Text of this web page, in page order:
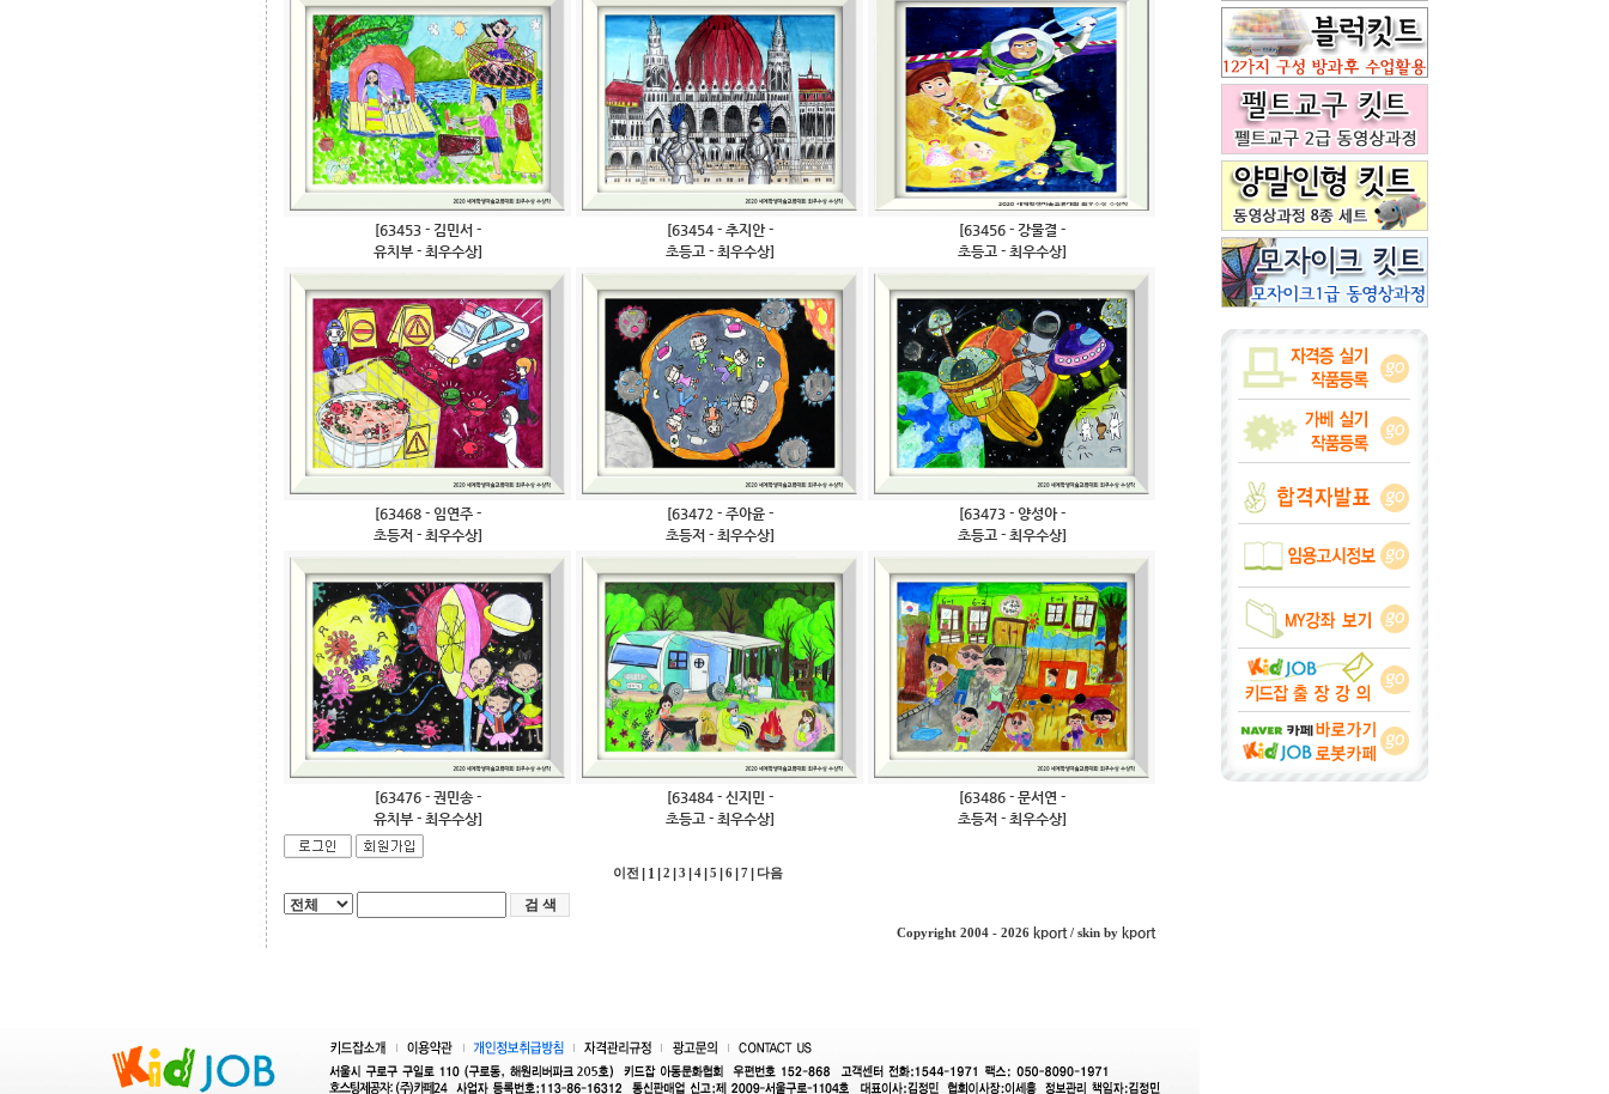
[63453 - 김민서 -
유치부 - 최우수상]
[63454 - 추지안 -
초등고 - 최우수상]
[63456 - 강물결 -
초등고 - 최우수상]
[63468 - 임연주 -
초등저 - 최우수상]
[63472 - 주아윤 -
초등저 - 최우수상]
[63473 - 양성아 -
초등고 - 최우수상]
[63476 - 권민송 -
유치부 - 최우수상]
[63484 - 신지민 -
초등고 - 최우수상]
[63486 - 문서연 -
초등저 - 최우수상]
이전 1 2 3 4 5 6 7 다음
Copyright 2004 - 2026 kport / skin by kport